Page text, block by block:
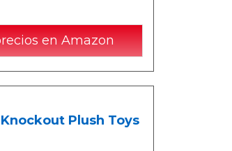
en Amazon
Plush Toys